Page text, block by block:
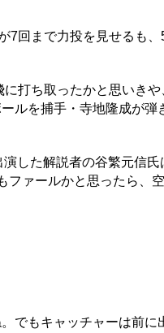
7回まで力投を見せるも、
打ち取ったかと思いきや
ルを捕手・寺地隆成が弾
した解説者の谷繁元信氏
ファールかと思ったら、
でもキャッチャーは前に